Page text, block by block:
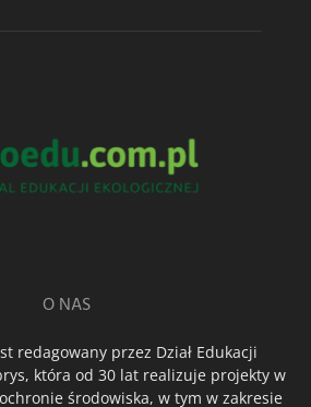
O NAS
redagowany przez Dział Edukacji
która od 30 lat realizuje projekty w
środowiska, w tym w zakresie